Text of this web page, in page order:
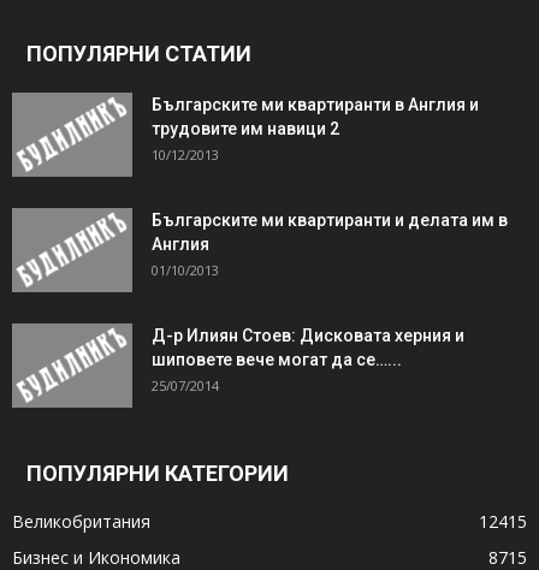
ПОПУЛЯРНИ СТАТИИ
Българските ми квартиранти в Англия и
трудовите им навици 2
10/12/2013
Българските ми квартиранти и делата им в
Англия
01/10/2013
Д-р Илиян Стоев: Дисковата херния и
шиповете вече могат да се…...
25/07/2014
ПОПУЛЯРНИ КАТЕГОРИИ
Великобритания
12415
Бизнес и Икономика
8715